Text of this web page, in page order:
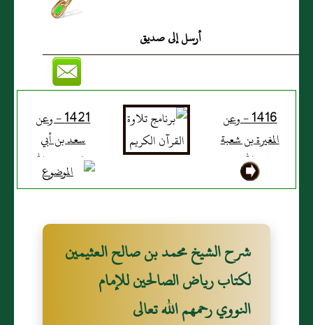
من سبقكم وتسبقون به
أحد أفضل منكم إلا من
صنع مثل ما صنعتم & قالوا
بلى يا رسول الله قال
تسبحون وتحمدون
وتكبرون خلف كل صلاة
ثلاثا وثلاثين قال أبو صالح
الراوي عن أبي هريرة لم سئل
عن كيفية ذكرهن قال يقول
أرسل إلى صديق
1416 - وعن
المغيرة بن شعبة
رضي الله عنه
أن رسول الله
وسلم كان إذا
فرغ من الصلاة
وسلم قال لا إله
إلا الله وحده لا
شريك له له
1421 - وعن
سعد بن أبي
وقاص رضي الله
عنه أن رسول
عليه وسلم كان
يتعوذ دبر
الصلوات بهؤلاءشرح الشيخ محمد بن صالح العثيمين
لكتاب رياض الصالحين للإمام
النووي رحمهم الله تعالى